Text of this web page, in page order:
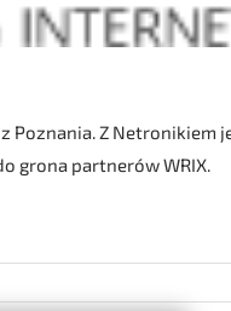
z Poznania. Z Netronikiem
grona partnerów WRIX.